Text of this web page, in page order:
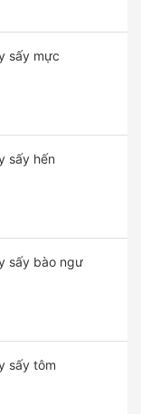
sấy mực
sấy hến
sấy bào ngư
sấy tôm